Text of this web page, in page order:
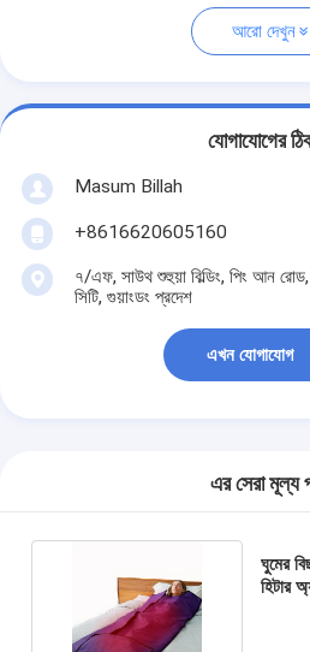
আরো দেখুন
যোগাযোগের
Masum Billah
+8616620605160
৭/এফ, সাউথ শুহুয়া বিল্ডিং, পিং আন
সিটি, গুয়াংডং প্রদেশ
এখন যোগাযোগ
এর সেরা মূল্য
ঘুমের
হিটার